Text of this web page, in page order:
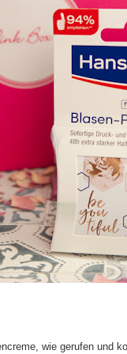
wie gerufen und